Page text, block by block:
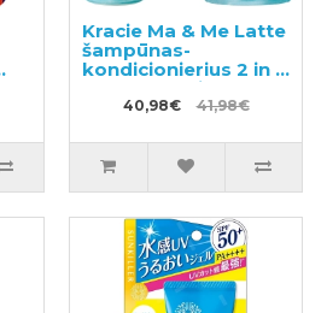
Kracie Ma & Me Latte
šampūnas-
kondicionierius 2 in 1
490ml +papildymas
360ml40,98€ 41,98€